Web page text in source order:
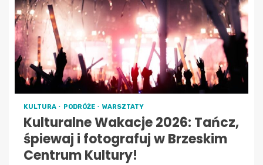
KULTURA PODRÓŻE WARSZTATY
Kulturalne Wakacje 2026: Tańcz,
śpiewaj i fotografuj w Brzeskim
Centrum Kultury!